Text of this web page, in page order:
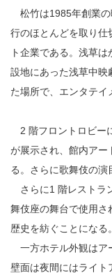
松竹は1985年創業の
行のほとんどを取り仕
ト企業である。浅草
設地にあった浅草中映
た場所で、エンタテイ
2 階フロントロビー
が展示され、館内アー
る。さらに歌舞伎の演
さらに1 階レストラ
舞伎座の舞台で使用さ
歴史を紡ぐことになる。
一方ホテル外観はア
壁面は夜間にはライト